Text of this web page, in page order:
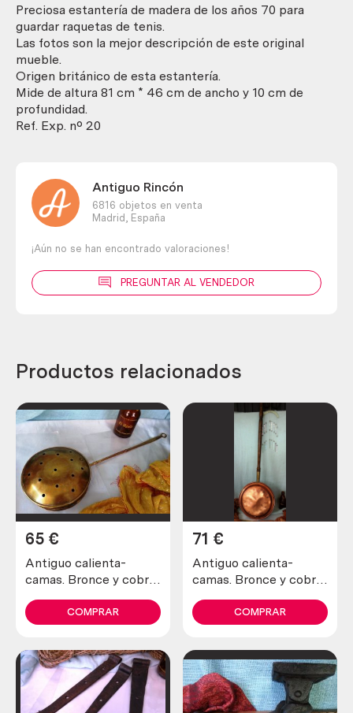
los
70.
al
deporte
Preciosa estantería de madera de los años 70 para
guardar raquetas de tenis.
Las fotos son la mejor descripción de este original
mueble.
Origen británico de esta estantería.
Mide de altura 81 cm * 46 cm de ancho y 10 cm de
profundidad.
Ref. Exp. nº 20
Antiguo Rincón
6816 objetos en venta
Madrid,
España
¡Aún no se han encontrado valoraciones!
PREGUNTAR AL VENDEDOR
Productos relacionados
Antiguo calienta-
camas. Bronce y cobre.
Brass and copper
65 €
COMPRAR
Antiguo calienta-
camas. Bronce y cobre.
Brass and copper
71 €
COMPRAR